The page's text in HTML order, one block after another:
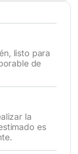
listo para
de
la
es